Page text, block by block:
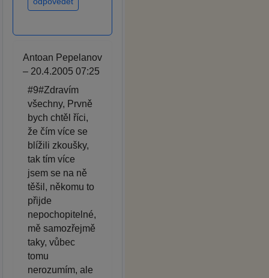
Antoan Pepelanov
– 20.4.2005 07:25
#9#Zdravím
všechny, Prvně
bych chtěl říci,
že čím více se
blížili zkoušky,
tak tím více
jsem se na ně
těšil, někomu to
přijde
nepochopitelné,
mě samozřejmě
taky, vůbec
tomu
nerozumím, ale